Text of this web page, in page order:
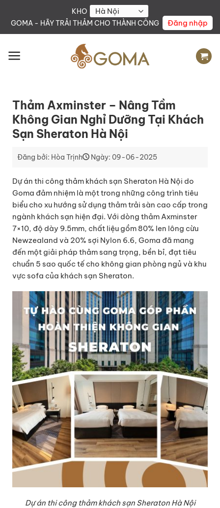
KHO
GOMA - HÃY TRẢI THẢM CHO THÀNH CÔNG
Đăng nhập
Thảm Axminster – Nâng Tầm
Không Gian Nghỉ Dưỡng Tại Khách
Sạn Sheraton Hà Nội
Đăng bởi: Hòa Trịnh Ngày: 09-06-2025
Dự án thi công thảm khách sạn Sheraton Hà Nội do
Goma đảm nhiệm là một trong những công trình tiêu
biểu cho xu hướng sử dụng thảm trải sàn cao cấp trong
ngành khách sạn hiện đại. Với dòng thảm Axminster
7×10, độ dày 9.5mm, chất liệu gồm 80% len lông cừu
Newzealand và 20% sợi Nylon 6.6, Goma đã mang
đến một giải pháp thảm sang trọng, bền bỉ, đạt tiêu
chuẩn 5 sao quốc tế cho không gian phòng ngủ và khu
vực sofa của khách sạn Sheraton.
Dự án thi công thảm khách sạn Sheraton Hà Nội